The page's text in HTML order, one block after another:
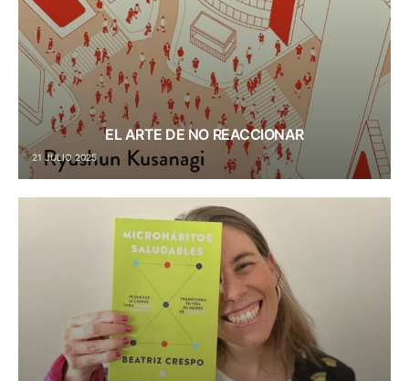
EL ARTE DE NO REACCIONAR
21 JULIO 2025